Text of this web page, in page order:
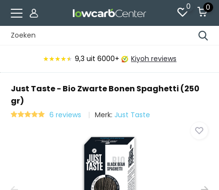
0 0
★★★★★
★★★★★ 9,3 uit 6000+ Kiyoh reviews
Just Taste - Bio Zwarte Bonen Spaghetti (250
gr)
6 reviews Merk:Just Taste